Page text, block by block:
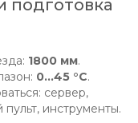
подготовка
1800 мм.
0…45 °C.
сервер,
инструменты.